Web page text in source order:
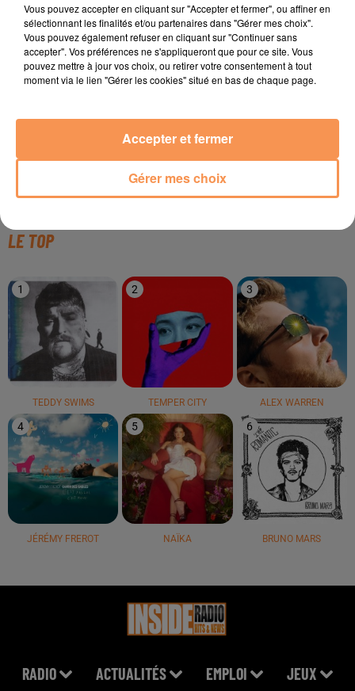
TITRES DIFFUSÉS
11h03
11h03
Mr Saxobeat
11h00
11h00
SOPRANO
Dj
10h57
10h57
Insomnie
LE TOP
1
TEDDY SWIMS
2
TEMPER CITY
3
ALEX WARREN
4
JÉRÉMY FREROT
5
NAÏKA
6
BRUNO MARS
RADIO ACTUALITÉS EMPLOI JEUX
Vous pouvez accepter en cliquant sur "Accepter et fermer", ou affiner en
sélectionnant les finalités et/ou partenaires dans "Gérer mes choix".
Vous pouvez également refuser en cliquant sur "Continuer sans
accepter". Vos préférences ne s'appliqueront que pour ce site. Vous
pouvez mettre à jour vos choix, ou retirer votre consentement à tout
moment via le lien "Gérer les cookies" situé en bas de chaque page.
Gérer mes choix
Accepter et fermer